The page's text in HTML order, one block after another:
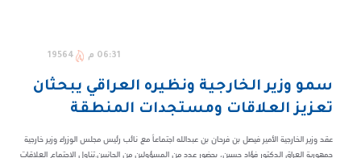
06:31 م 19564
سمو وزير الخارجية ونظيره العراقي يبحثان
تعزيز العلاقات ومستجدات المنطقة
عقد وزير الخارجية الأمير فيصل بن فرحان بن عبدالله اجتماعاً مع نائب رئيس مجلس الوزراء وزير خارجية
جمهورية العراق الدكتور فؤاد حسين، بحضور عدد من المسؤولين من الجانبين.تناول الاجتماع العلاقات